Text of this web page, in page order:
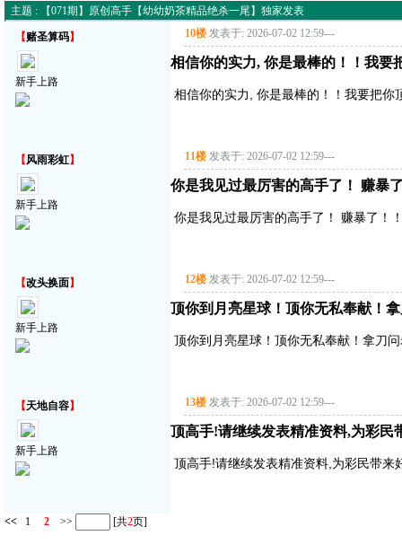
主题 : 【071期】原创高手【幼幼奶茶精品绝杀一尾】独家发表
【赌圣算码】
新手上路
10楼 发表于: 2026-07-02 12:59---
相信你的实力, 你是最棒的！！我要
相信你的实力, 你是最棒的！！我要把你
【风雨彩虹】
新手上路
11楼 发表于: 2026-07-02 12:59---
你是我见过最厉害的高手了！ 赚暴
你是我见过最厉害的高手了！ 赚暴了！
【改头换面】
新手上路
12楼 发表于: 2026-07-02 12:59---
顶你到月亮星球！顶你无私奉献！
顶你到月亮星球！顶你无私奉献！拿刀
【天地自容】
新手上路
13楼 发表于: 2026-07-02 12:59---
顶高手!请继续发表精准资料,为彩
顶高手!请继续发表精准资料,为彩民带来
<< 1 2 >> [共2页]